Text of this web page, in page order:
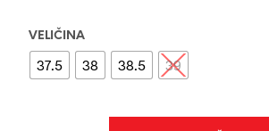
VELIČINA
37.5 38 38.5 39